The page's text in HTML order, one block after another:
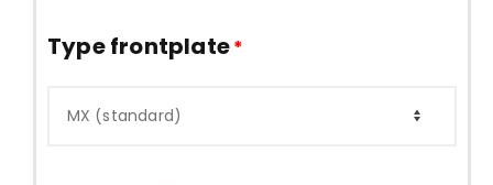
Type frontplate*